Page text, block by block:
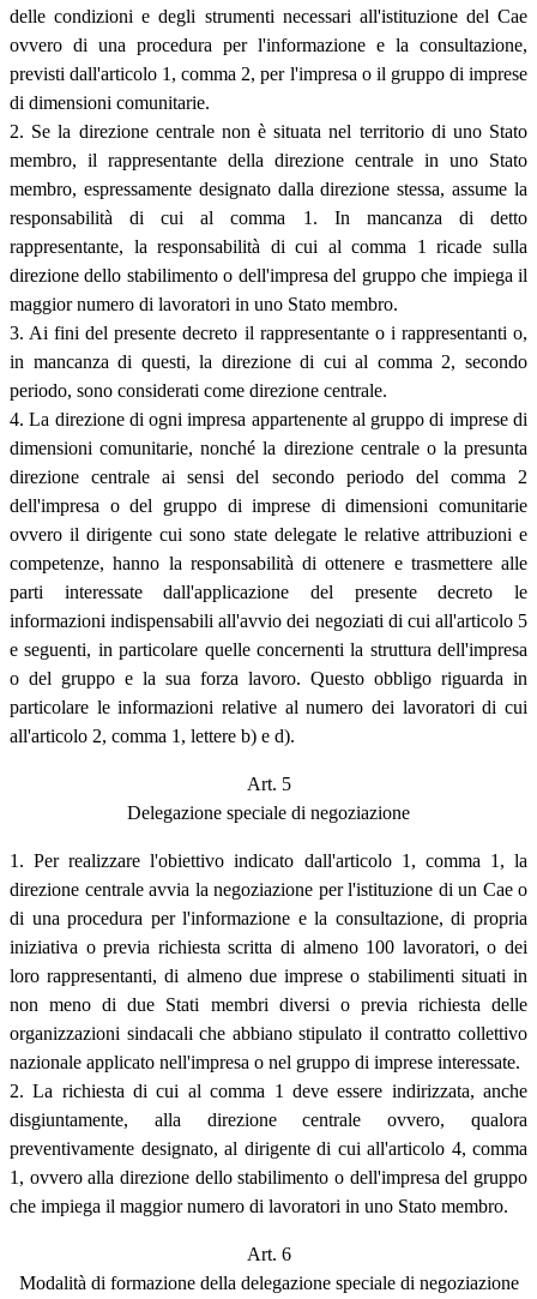
delle condizioni e degli strumenti necessari all'istituzione del Cae
ovvero di una procedura per l'informazione e la consultazione,
previsti dall'articolo 1, comma 2, per l'impresa o il gruppo di imprese
di dimensioni comunitarie.
2. Se la direzione centrale non è situata nel territorio di uno Stato
membro, il rappresentante della direzione centrale in uno Stato
membro, espressamente designato dalla direzione stessa, assume la
responsabilità di cui al comma 1. In mancanza di detto
rappresentante, la responsabilità di cui al comma 1 ricade sulla
direzione dello stabilimento o dell'impresa del gruppo che impiega il
maggior numero di lavoratori in uno Stato membro.
3. Ai fini del presente decreto il rappresentante o i rappresentanti o,
in mancanza di questi, la direzione di cui al comma 2, secondo
periodo, sono considerati come direzione centrale.
4. La direzione di ogni impresa appartenente al gruppo di imprese di
dimensioni comunitarie, nonché la direzione centrale o la presunta
direzione centrale ai sensi del secondo periodo del comma 2
dell'impresa o del gruppo di imprese di dimensioni comunitarie
ovvero il dirigente cui sono state delegate le relative attribuzioni e
competenze, hanno la responsabilità di ottenere e trasmettere alle
parti interessate dall'applicazione del presente decreto le
informazioni indispensabili all'avvio dei negoziati di cui all'articolo 5
e seguenti, in particolare quelle concernenti la struttura dell'impresa
o del gruppo e la sua forza lavoro. Questo obbligo riguarda in
particolare le informazioni relative al numero dei lavoratori di cui
all'articolo 2, comma 1, lettere b) e d).
Art. 5
Delegazione speciale di negoziazione
1. Per realizzare l'obiettivo indicato dall'articolo 1, comma 1, la
direzione centrale avvia la negoziazione per l'istituzione di un Cae o
di una procedura per l'informazione e la consultazione, di propria
iniziativa o previa richiesta scritta di almeno 100 lavoratori, o dei
loro rappresentanti, di almeno due imprese o stabilimenti situati in
non meno di due Stati membri diversi o previa richiesta delle
organizzazioni sindacali che abbiano stipulato il contratto collettivo
nazionale applicato nell'impresa o nel gruppo di imprese interessate.
2. La richiesta di cui al comma 1 deve essere indirizzata, anche
disgiuntamente, alla direzione centrale ovvero, qualora
preventivamente designato, al dirigente di cui all'articolo 4, comma
1, ovvero alla direzione dello stabilimento o dell'impresa del gruppo
che impiega il maggior numero di lavoratori in uno Stato membro.
Art. 6
Modalità di formazione della delegazione speciale di negoziazione